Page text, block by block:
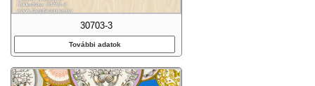
30703-3
További adatok